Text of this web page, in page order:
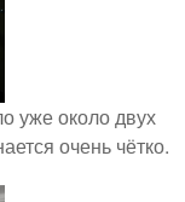
уже около двух
очень чётко.